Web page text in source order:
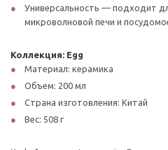
Универсальность — подходит
микроволновой печи и
Коллекция: Egg
Материал: керамика
Объем: 200 мл
Страна изготовления: Китай
Вес: 508 г